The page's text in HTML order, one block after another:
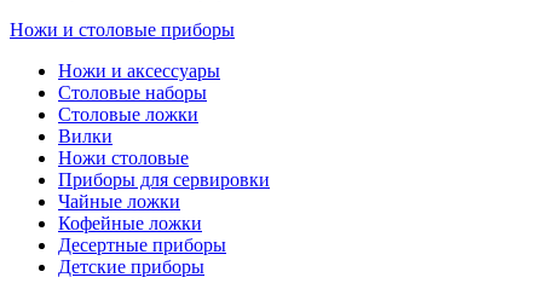
Ножи и столовые приборы
Ножи и аксессуары
Столовые наборы
Столовые ложки
Вилки
Ножи столовые
Приборы для сервировки
Чайные ложки
Кофейные ложки
Десертные приборы
Детские приборы